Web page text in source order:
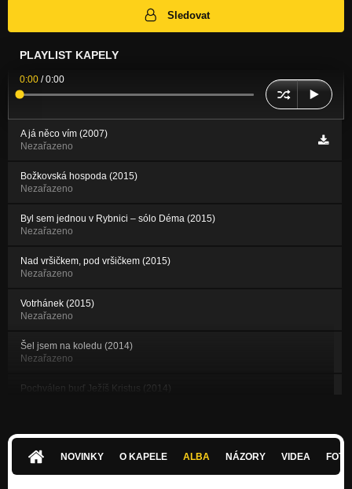
Sledovat
PLAYLIST KAPELY
0:00 /0:00
A já něco vím (2007)
Nezařazeno
Božkovská hospoda (2015)
Nezařazeno
Byl sem jednou v Rybnici – sólo Déma (2015)
Nezařazeno
Nad vršičkem, pod vršičkem (2015)
Nezařazeno
Votrhánek (2015)
Nezařazeno
Šel jsem na koledu (2014)
Nezařazeno
Pochválen buď Ježíš Kristus (2014)
Ska ze Sulislavska (2012)
NOVINKY O KAPELE ALBA NÁZORY VIDEA